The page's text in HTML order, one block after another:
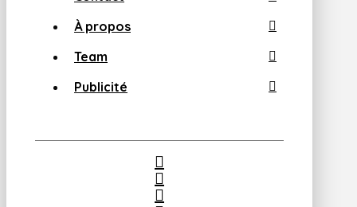
À propos
Team
Publicité